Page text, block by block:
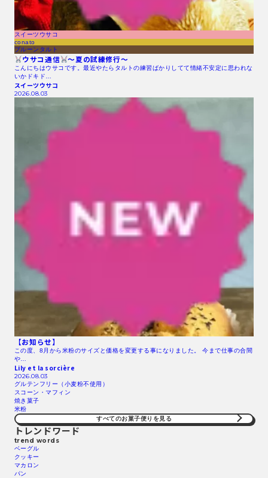
スイーツウサコ
conato
プルーンタルト
ウサコ通信 〜夏の試練修行〜
こんにちはウサコです。最近やたらタルトの練習ばかりしてて情緒不安定に思われな
いかドキド…
スイーツウサコ
2026.08.03
【お知らせ】
この度、8月から米粉のサイズと価格を変更する事になりました。 今まで仕事の合間
や…
Lily et la sorcière
2026.08.03
グルテンフリー（小麦粉不使用）
スコーン・マフィン
焼き菓子
米粉
すべてのお菓子便りを見る
トレンドワード
trend words
ベーグル
クッキー
マカロン
パン